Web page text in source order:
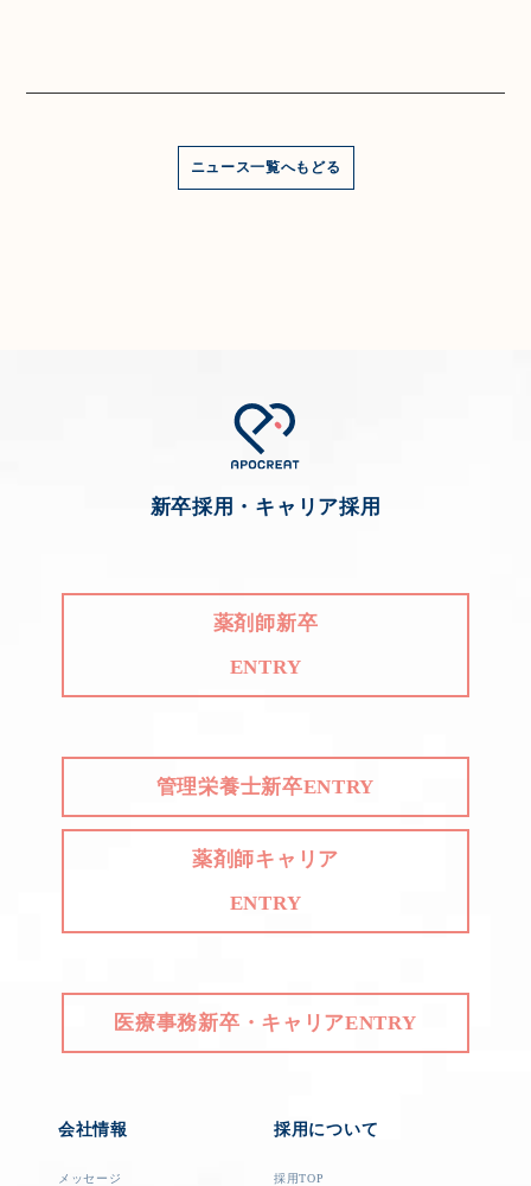
ニュース一覧へもどる
新卒採用・キャリア採用
薬剤師新卒
ENTRY
管理栄養士新卒ENTRY
薬剤師キャリア
ENTRY
医療事務新卒・キャリアENTRY
会社情報
メッセージ
採用について
採用TOP